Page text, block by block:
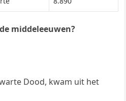
middeleeuwen?
Dood, kwam uit het